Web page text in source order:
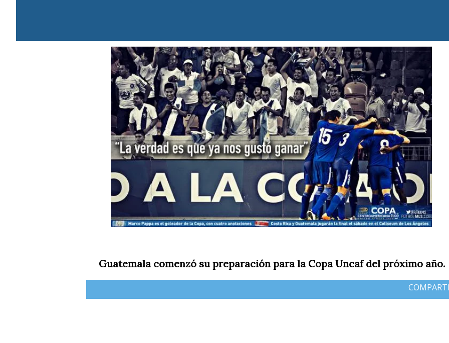
Guatemala comenzó su preparación para la Copa Uncaf del próximo año.